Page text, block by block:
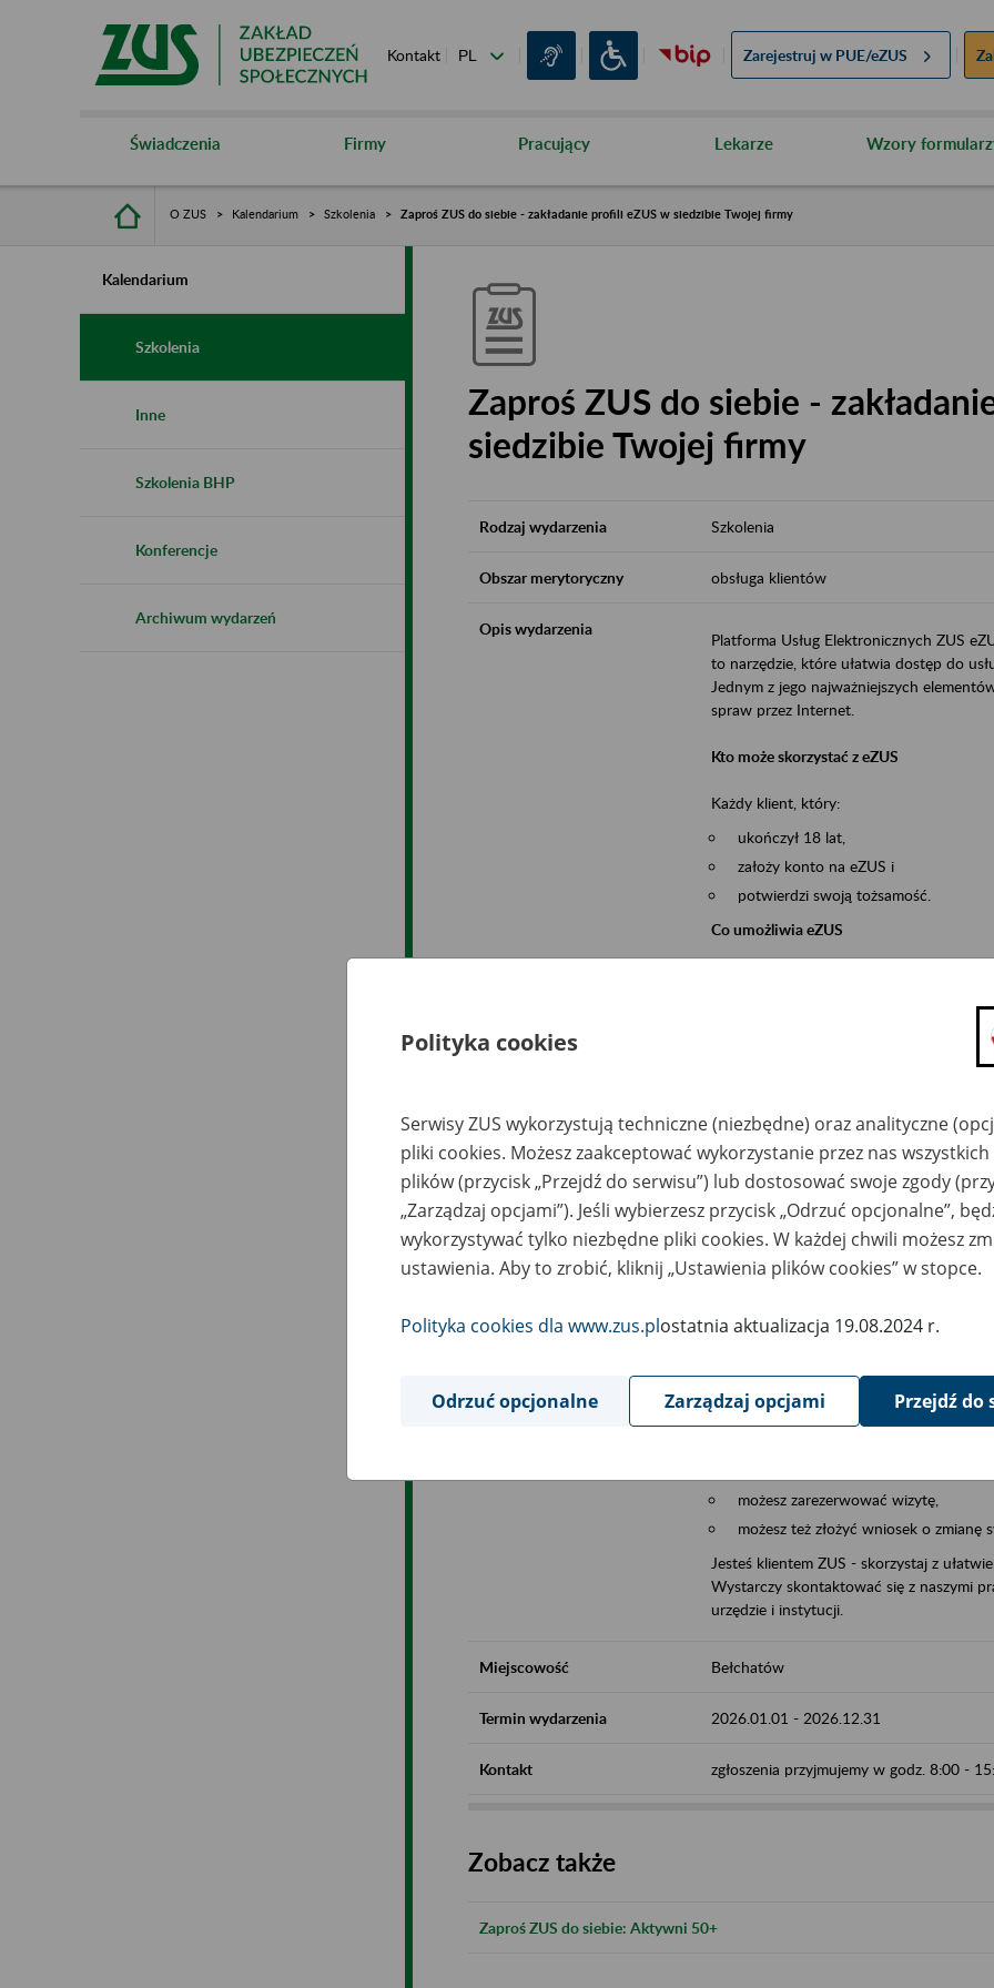
Kontakt Zarejestruj w PUE/eZUS
Świadczenia Firmy Pracujący Lekarze Wzory
O ZUS Kalendarium Szkolenia Zaproś ZUS do siebie - zakładanie profili eZUS w siedzibie Twojej firmy
Kalendarium
Szkolenia
Inne
Szkolenia BHP
Konferencje
Archiwum wydarzeń
Zaproś ZUS do siebie -
siedzibie Twojej firmy
Rodzaj wydarzenia Szkolenia
Obszar merytoryczny obsługa klientów
Opis wydarzenia
Platforma Usług Elektronicznych ZUS
to narzędzie, które ułatwia dostęp do
Jednym z jego najważniejszych
spraw przez Internet.
Kto może skorzystać z eZUS
Każdy klient, który:
ukończył 18 lat,
założy konto na eZUS i
potwierdzi swoją tożsamość.
Co umożliwia eZUS
wgląd do danych zgromadzonych w
składanie wniosków i otrzymywanie
zadawanie pytań i otrzymywanie
Jeśli jesteś osobą ubezpieczoną (np.
możesz sprawdzić swoje dane
masz dostęp do informacji o stanie
masz dostęp do informacji o
Jeśli jesteś płatnikiem składek (np.
możesz skorzystać z aplikacji
ubezpieczeń, wypełnisz i
ZUS,
możesz złożyć wniosek o wydanie
masz dostęp do zwolnień lekarskich
Jeśli jesteś świadczeniobiorcą
masz dostęp m.in. do formularza
do formularza PIT 40A, czyli
możesz zarezerwować wizytę,
możesz też złożyć wniosek o zmianę
Jesteś klientem ZUS - skorzystaj z
Wystarczy skontaktować się z naszymi
urzędzie i instytucji.
Miejscowość Bełchatów
Termin wydarzenia 2026.01.01 - 2026.12.31
Kontakt zgłoszenia przyjmujemy w godz. 8:00 -
Zobacz także
Zaproś ZUS do siebie: Aktywni 50+
Polityka cookies
Serwisy ZUS wykorzystują techniczne (niezbędne) oraz analityczne
pliki cookies. Możesz zaakceptować wykorzystanie przez nas
plików (przycisk „Przejdź do serwisu”) lub dostosować swoje zgody
„Zarządzaj opcjami”). Jeśli wybierzesz przycisk „Odrzuć opcjonalne”,
wykorzystywać tylko niezbędne pliki cookies. W każdej chwili możesz
ustawienia. Aby to zrobić, kliknij „Ustawienia plików cookies” w stopce.
Polityka cookies dla www.zus.plostatnia aktualizacja 19.08.2024 r.
Odrzuć opcjonalne Zarządzaj opcjami Przejdź do